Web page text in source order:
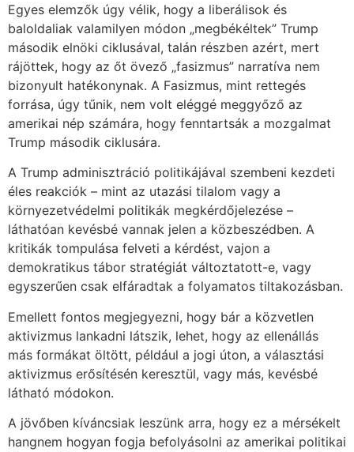
Egyes elemzők úgy vélik, hogy a liberálisok és
baloldaliak valamilyen módon „megbékéltek” Trump
második elnöki ciklusával, talán részben azért, mert
rájöttek, hogy az őt övező „fasizmus” narratíva nem
bizonyult hatékonynak. A Fasizmus, mint rettegés
forrása, úgy tűnik, nem volt eléggé meggyőző az
amerikai nép számára, hogy fenntartsák a mozgalmat
Trump második ciklusára.
A Trump adminisztráció politikájával szembeni kezdeti
éles reakciók – mint az utazási tilalom vagy a
környezetvédelmi politikák megkérdőjelezése –
láthatóan kevésbé vannak jelen a közbeszédben. A
kritikák tompulása felveti a kérdést, vajon a
demokratikus tábor stratégiát változtatott-e, vagy
egyszerűen csak elfáradtak a folyamatos tiltakozásban.
Emellett fontos megjegyezni, hogy bár a közvetlen
aktivizmus lankadni látszik, lehet, hogy az ellenállás
más formákat öltött, például a jogi úton, a választási
aktivizmus erősítésén keresztül, vagy más, kevésbé
látható módokon.
A jövőben kíváncsiak leszünk arra, hogy ez a mérsékelt
hangnem hogyan fogja befolyásolni az amerikai politikai